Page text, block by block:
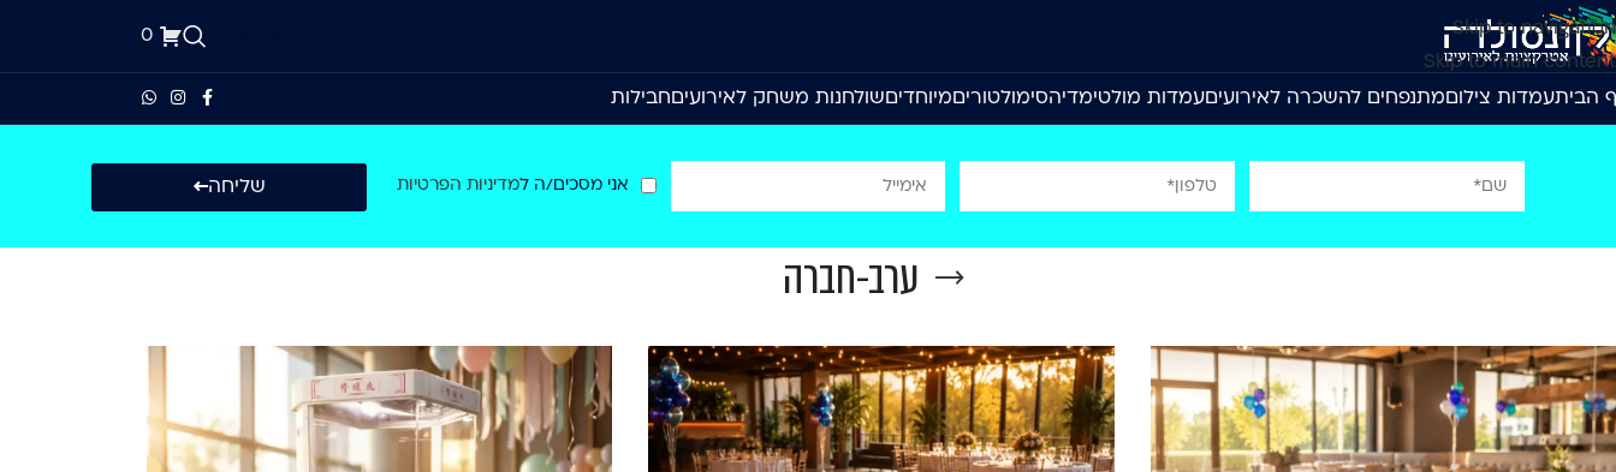
Skip to navigation
Skip to main content
0
הביתעמדות צילוםמתנפחים להשכרה לאירועיםעמדות מולטימדיהסימולטוריםמיוחדיםשולחנות משחק לאירועיםחבילות
אני מסכים/ה למדיניות הפרטיות שליחה
ערב-חברה